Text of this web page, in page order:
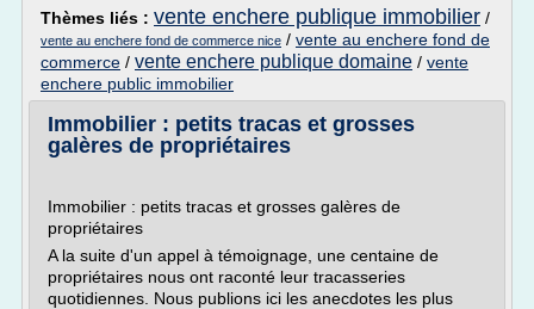
Thèmes liés : vente enchere publique immobilier /
vente au enchere fond de commerce nice / vente au enchere fond de
commerce / vente enchere publique domaine / vente
enchere public immobilier
Immobilier : petits tracas et grosses
galères de propriétaires
Immobilier : petits tracas et grosses galères de
propriétaires
A la suite d'un appel à témoignage, une centaine de
propriétaires nous ont raconté leur tracasseries
quotidiennes. Nous publions ici les anecdotes les plus